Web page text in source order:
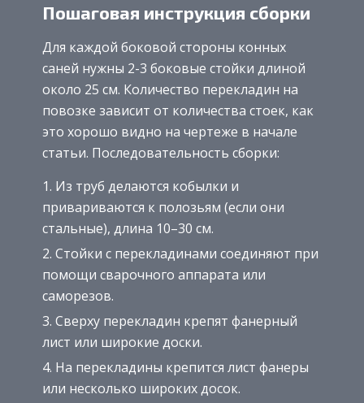
Пошаговая инструкция сборки
Для каждой боковой стороны конных
саней нужны 2-3 боковые стойки длиной
около 25 см. Количество перекладин на
повозке зависит от количества стоек, как
это хорошо видно на чертеже в начале
статьи. Последовательность сборки:
Из труб делаются кобылки и
привариваются к полозьям (если они
стальные), длина 10–30 см.
Стойки с перекладинами соединяют при
помощи сварочного аппарата или
саморезов.
Сверху перекладин крепят фанерный
лист или широкие доски.
На перекладины крепится лист фанеры
или несколько широких досок.